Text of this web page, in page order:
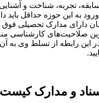
سابقه، تجربه، شناخت و
به این حوزه حداقل باید
دارای مدارک تحصیلی
صلاحیت‌های کارشناسی
رابطه از تسلط وی به
و مدارک